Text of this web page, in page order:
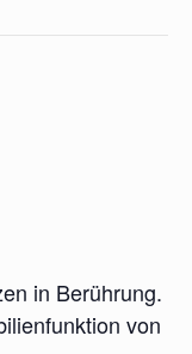
in Berührung.
von